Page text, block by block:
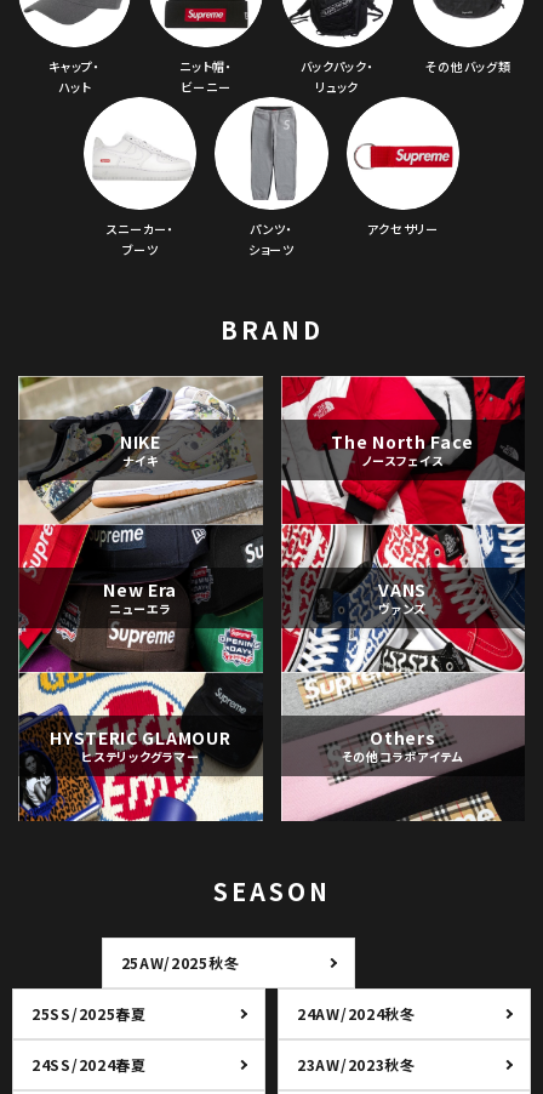
キャップ・
ハット
ニット帽・
ビーニー
バックパック・
リュック
その他バッグ類
スニーカー・
ブーツ
パンツ・
ショーツ
アクセサリー
BRAND
NIKE
ナイキ
The North Face
ノースフェイス
New Era
ニューエラ
VANS
ヴァンズ
HYSTERIC GLAMOUR
ヒステリックグラマー
Others
その他コラボアイテム
SEASON
25AW/2025秋冬
25SS/2025春夏 24AW/2024秋冬
24SS/2024春夏 23AW/2023秋冬